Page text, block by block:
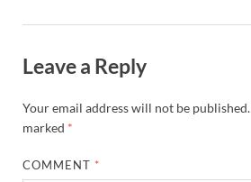
Leave a Reply
Your email address will not be published.
marked *
COMMENT *